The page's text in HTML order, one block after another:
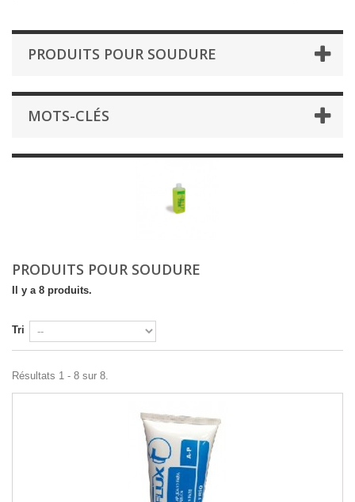
PRODUITS POUR SOUDURE
MOTS-CLÉS
PRODUITS POUR SOUDURE
Il y a 8 produits.
Tri
Résultats 1 - 8 sur 8.